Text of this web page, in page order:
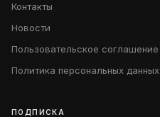
Контакты
Новости
Пользовательское соглашение
Политика персональных данных
ПОДПИСКА